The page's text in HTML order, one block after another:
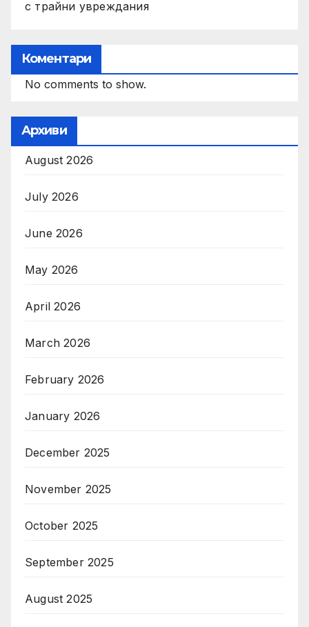
с трайни увреждания
Коментари
No comments to show.
Архиви
August 2026
July 2026
June 2026
May 2026
April 2026
March 2026
February 2026
January 2026
December 2025
November 2025
October 2025
September 2025
August 2025